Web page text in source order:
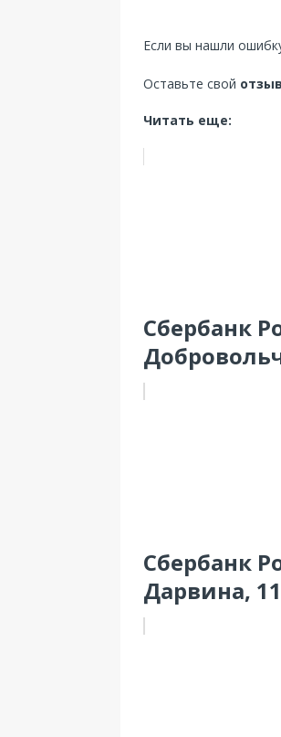
Если вы нашли
Оставьте свой отзыв
Читать еще:
Сбербанк
Сбербанк
Дарвина,